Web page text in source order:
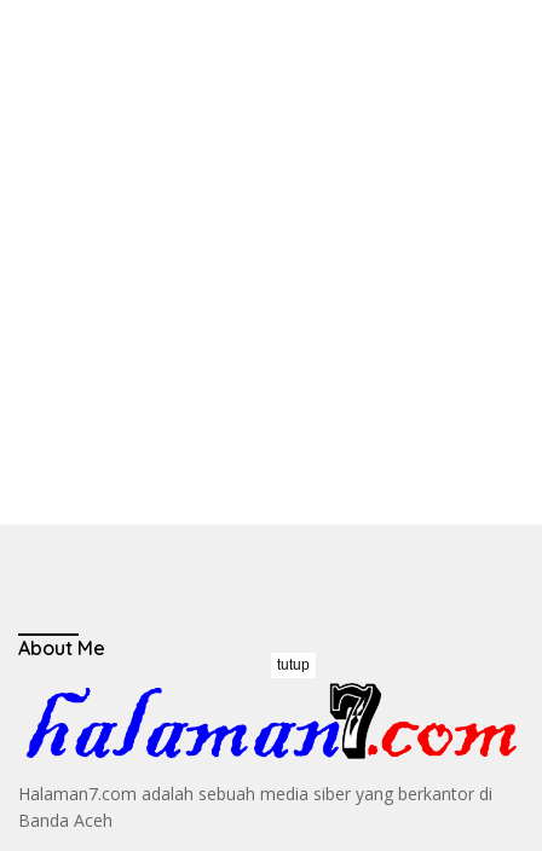
About Me
Halaman7.com adalah sebuah media siber yang berkantor di
Banda Aceh
tutup